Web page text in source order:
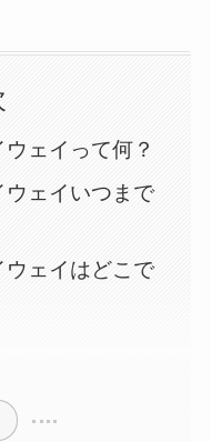
ェイって何？
ウェイいつまで
ウェイはどこで